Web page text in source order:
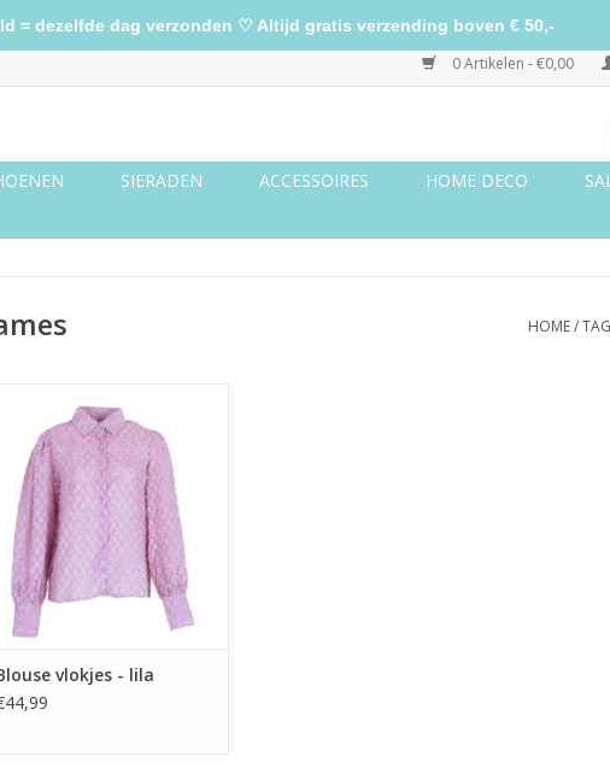
0 Artikelen - €0,00
SIERADEN ACCESSOIRES HOME DECO
HOME/
TOEVOEGEN AAN WINKELWAGEN
vlokjes - lila
= dezelfde dag verzonden ♡ Altijd gratis verzending boven € 50,-